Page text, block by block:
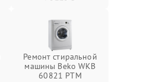
Ремонт стиральной
машины Beko WKB
60821 PTМ